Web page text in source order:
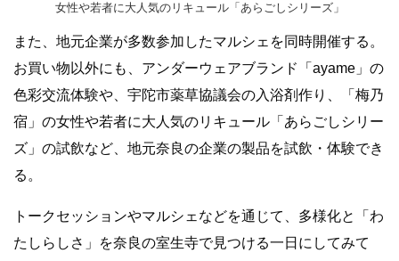
女性や若者に大人気のリキュール「あらごしシリーズ」
また、地元企業が多数参加したマルシェを同時開催する。
お買い物以外にも、アンダーウェアブランド「ayame」の
色彩交流体験や、宇陀市薬草協議会の入浴剤作り、「梅乃
宿」の女性や若者に大人気のリキュール「あらごしシリー
ズ」の試飲など、地元奈良の企業の製品を試飲・体験でき
る。
トークセッションやマルシェなどを通じて、多様化と「わ
たしらしさ」を奈良の室生寺で見つける一日にしてみて